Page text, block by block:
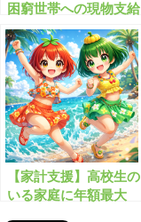
困窮世帯への現物支給
が開始します！
【家計支援】高校生の
いる家庭に年額最大